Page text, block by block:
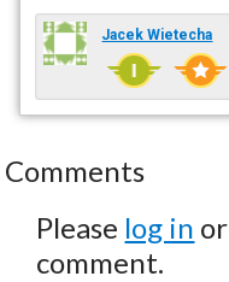
Jacek Wietecha
Comments
Please log in or
comment.